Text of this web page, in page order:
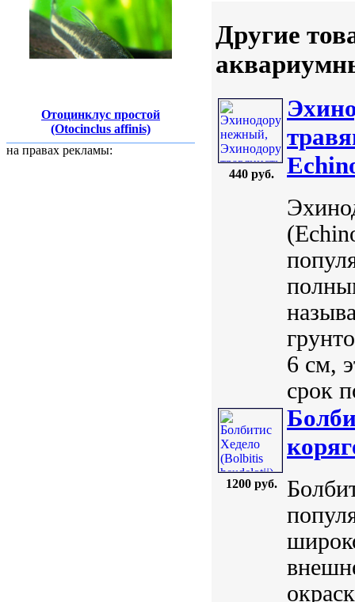
Отоцинклус простой
(Otocinclus affinis)
на правах рекламы:
Другие
440 руб.
6 см,
срок
1200 руб.